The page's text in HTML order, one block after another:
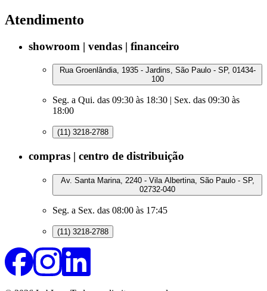
Atendimento
showroom | vendas | financeiro
Rua Groenlândia, 1935 - Jardins, São Paulo - SP, 01434-
100
Seg. a Qui. das 09:30 às 18:30 | Sex. das 09:30 às
18:00
(11) 3218-2788
compras | centro de distribuição
Av. Santa Marina, 2240 - Vila Albertina, São Paulo - SP,
02732-040
Seg. a Sex. das 08:00 às 17:45
(11) 3218-2788